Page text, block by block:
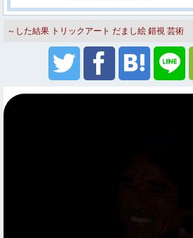
～した結果 トリックアート だまし絵 錯視 芸術